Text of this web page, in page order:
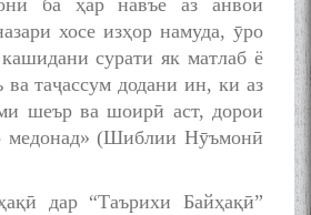
ба ҳар навъе аз анвои
хосе изҳор намуда, ӯро
сурати як матлаб ё
ва таҷассум додани ин, ки аз
шеър ва шоирӣ аст, дорои
медонад» (Шиблии Нӯъмонӣ
дар “Таърихи Байҳақӣ”